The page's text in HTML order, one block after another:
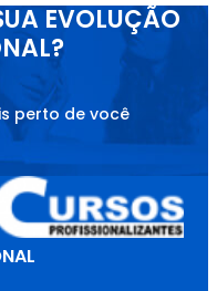
EVOLUÇÃO
perto de você